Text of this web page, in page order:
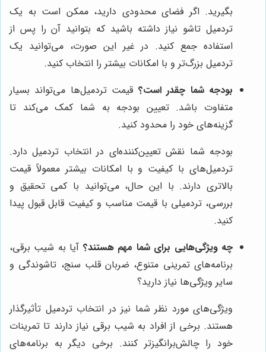
بگیرید. اگر فضای محدودی دارید، ممکن است به یک
تردمیل تاشو نیاز داشته باشید که بتوانید آن را پس از
استفاده جمع کنید. در غیر این صورت، می‌توانید یک
تردمیل بزرگ‌تر و با امکانات بیشتر را انتخاب کنید.
بودجه شما چقدر است؟ قیمت تردمیل‌ها می‌تواند بسیار
متفاوت باشد. تعیین بودجه به شما کمک می‌کند تا
گزینه‌های خود را محدود کنید.
بودجه شما نقش تعیین‌کننده‌ای در انتخاب تردمیل دارد.
تردمیل‌های با کیفیت و با امکانات بیشتر معمولاً قیمت
بالاتری دارند. با این حال، می‌توانید با کمی تحقیق و
بررسی، تردمیلی با قیمت مناسب و کیفیت قابل قبول پیدا
کنید.
چه ویژگی‌هایی برای شما مهم هستند؟ آیا به شیب برقی،
برنامه‌های تمرینی متنوع، ضربان قلب سنج، تاشوندگی و
سایر ویژگی‌ها نیاز دارید؟
ویژگی‌های مورد نظر شما نیز در انتخاب تردمیل تأثیرگذار
هستند. برخی از افراد به شیب برقی نیاز دارند تا تمرینات
خود را چالش‌برانگیزتر کنند. برخی دیگر به برنامه‌های